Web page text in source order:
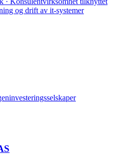
og drift av it-systemer